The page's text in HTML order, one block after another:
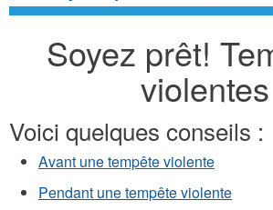
Soyez prêt!
violentes
Voici quelques conseils :
Avant une tempête violente
Pendant une tempête violente